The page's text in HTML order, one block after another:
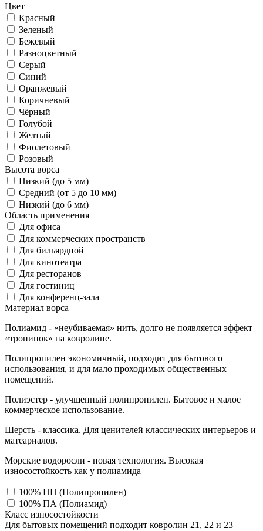
Цвет
Красный
Зеленый
Бежевый
Разноцветный
Серый
Синий
Оранжевый
Коричневый
Чёрный
Голубой
Желтый
Фиолетовый
Розовый
Высота ворса
Низкий (до 5 мм)
Средний (от 5 до 10 мм)
Низкий (до 6 мм)
Область применения
Для офиса
Для коммерческих пространств
Для бильярдной
Для кинотеатра
Для ресторанов
Для гостиниц
Для конференц-зала
Материал ворса
Полиамид - «неубиваемая» нить, долго не появляется эффект
«тропинок» на ковролине.
Полипропилен экономичный, подходит для бытового
использования, и для мало проходимых общественных
помещений.
Полиэстер - улучшенный полипропилен. Бытовое и малое
коммерческое использование.
Шерсть - классика. Для ценителей классических интерьеров и
матеариалов.
Морские водоросли - новая технология. Высокая
износостойкость как у полиамида
100% ПП (Полипропилен)
100% ПА (Полиамид)
Класс износостойкости
Для бытовых помещений подходит ковролин 21, 22 и 23